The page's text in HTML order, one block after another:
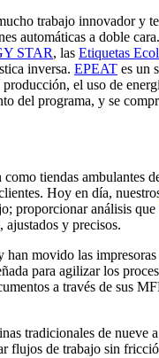
trabajo innovador y
automáticas a doble
STAR, las Etiquetas
inversa. EPEAT es un
el uso de
del programa, y ​​se
tiendas
Hoy en día,
proporcionar análisis
ajustados y precisos.
movido las
para agilizar los
a través de sus
tradicionales de
flujos de trabajo sin